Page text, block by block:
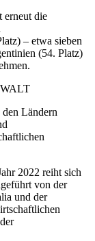
erneut die
– etwa sieben
(54. Platz)
Ländern
2022 reiht sich
von der
und der